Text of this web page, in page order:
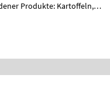
Produkte: Kartoffeln,